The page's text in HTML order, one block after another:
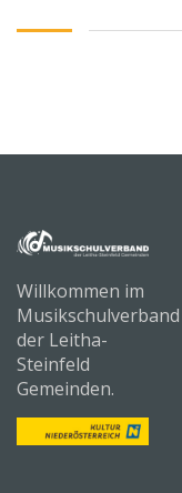
Willkommen im
Musikschulverband
der Leitha-
Steinfeld
Gemeinden.